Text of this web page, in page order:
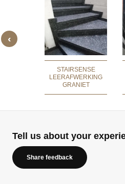
‹
STAIRSENSE
LEERAFWERKING
GRANIET
Tell us about your
Share feedback